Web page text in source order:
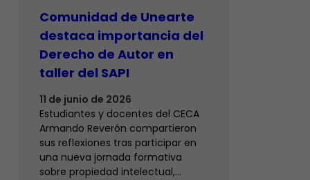
Comunidad de Unearte
destaca importancia del
Derecho de Autor en
taller del SAPI
11 de junio de 2026
Estudiantes y docentes del CECA
Armando Reverón compartieron
sus reflexiones tras participar en
una nueva jornada formativa
sobre propiedad intelectual,…